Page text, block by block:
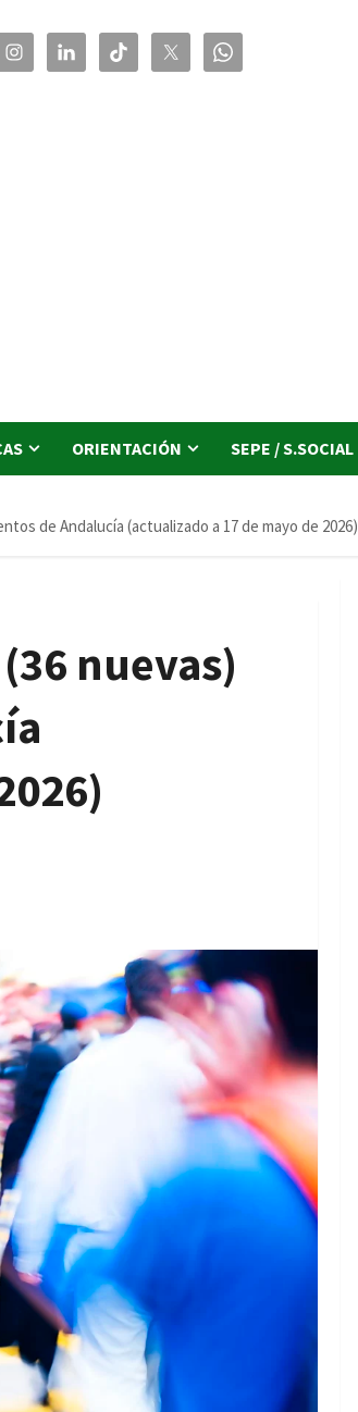
ORIENTACIÓN SEPE / S.SOCIAL
de Andalucía (actualizado a 17 de mayo de 2026)
nuevas)